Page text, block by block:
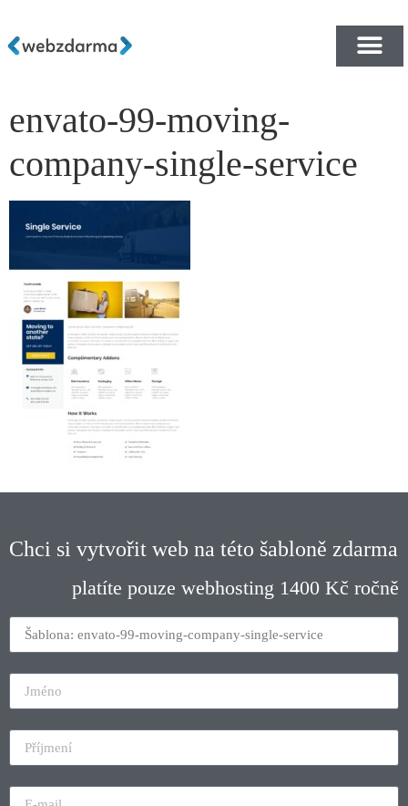
envato-99-moving-
company-single-service
Chci si vytvořit web na této šabloně zdarma
platíte pouze webhosting 1400 Kč ročně